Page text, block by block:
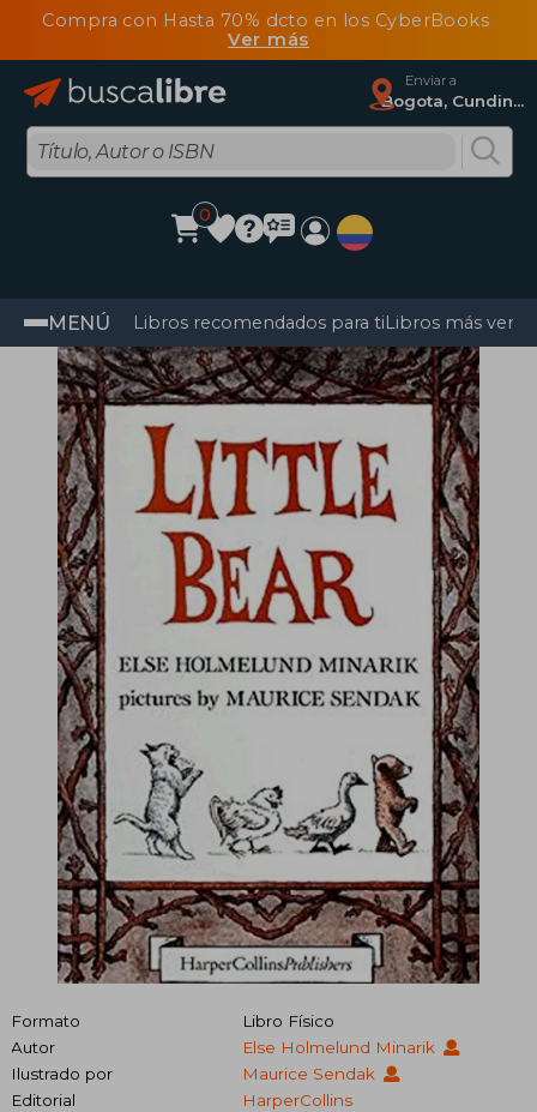
Compra con Hasta 70% dcto en los CyberBooks
Ver más
Enviar a
Bogota, Cundinamarca
0
MENÚ Libros recomendados para tiLibros más
Formato
Libro Físico
Autor
Else Holmelund Minarik
Ilustrado por
Maurice Sendak
Editorial
HarperCollins